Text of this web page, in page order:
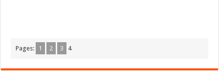
Pages: 1 2 3 4